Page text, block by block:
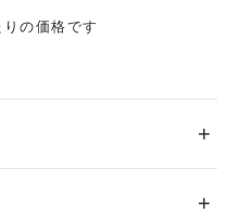
りの価格です